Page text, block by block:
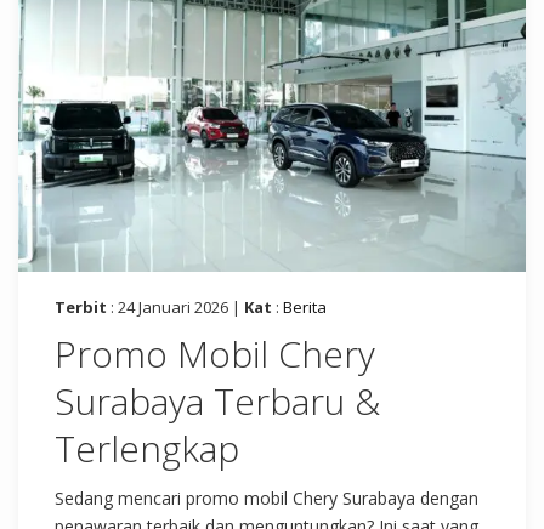
Terbit : 24 Januari 2026 | Kat : Berita
Promo Mobil Chery
Surabaya Terbaru &
Terlengkap
Sedang mencari promo mobil Chery Surabaya dengan